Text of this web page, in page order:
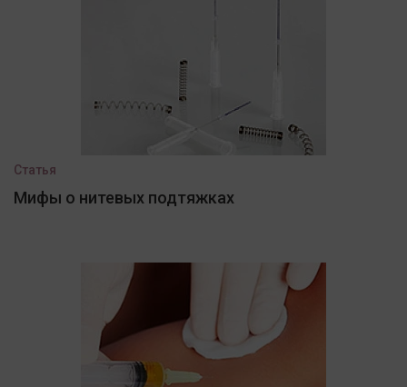
Статья
Мифы о нитевых подтяжках